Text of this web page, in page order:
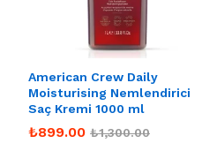
American Crew Daily
Moisturising Nemlendirici
Saç Kremi 1000 ml
₺899.00 ₺1,300.00